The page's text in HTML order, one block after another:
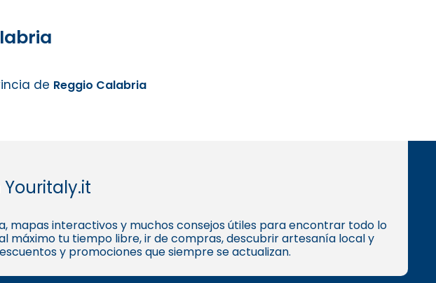
de Reggio Calabria
mapas interactivos y muchos consejos útiles para encontrar todo lo
máximo tu tiempo libre, ir de compras, descubrir artesanía local y
y promociones que siempre se actualizan.